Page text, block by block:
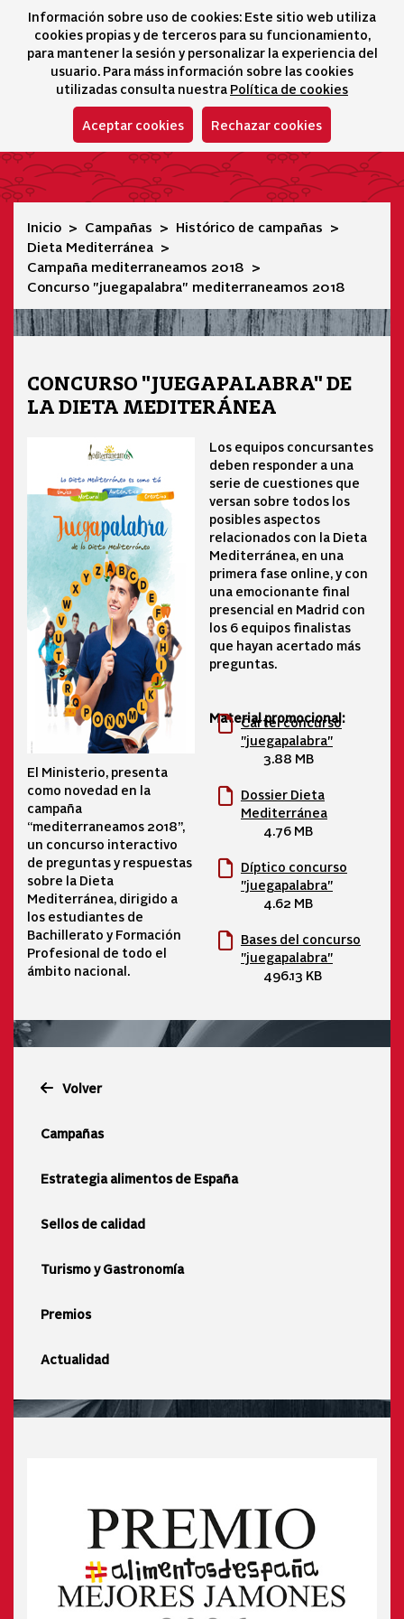
Información sobre uso de cookies: Este sitio web utiliza
cookies propias y de terceros para su funcionamiento,
para mantener la sesión y personalizar la experiencia del
usuario. Para máss información sobre las cookies
utilizadas consulta nuestra Política de cookies
Aceptar cookies Rechazar cookies
Selector idioma
icono
Concurso "juegapalabra" mediterraneamos 2018
Inicio Campañas
Histórico de campañas
Dieta Mediterránea
Campaña mediterraneamos 2018
Concurso "juegapalabra" mediterraneamos 2018
CONCURSO "JUEGAPALABRA" DE
LA DIETA MEDITERÁNEA
El Ministerio, presenta
como novedad en la
campaña
“mediterraneamos 2018”,
un concurso interactivo
de preguntas y respuestas
sobre la Dieta
Mediterránea, dirigido a
los estudiantes de
Bachillerato y Formación
Profesional de todo el
ámbito nacional.
Los equipos concursantes
deben responder a una
serie de cuestiones que
versan sobre todos los
posibles aspectos
relacionados con la Dieta
Mediterránea, en una
primera fase online, y con
una emocionante final
presencial en Madrid con
los 6 equipos finalistas
que hayan acertado más
preguntas.
Material promocional:
Cartel concurso
"juegapalabra"
3.88 MB
Dossier Dieta
Mediterránea
4.76 MB
Díptico concurso
"juegapalabra"
4.62 MB
Bases del concurso
"juegapalabra"
496.13 KB
Volver
Campañas
Estrategia alimentos de España
Sellos de calidad
Turismo y Gastronomía
Premios
Actualidad